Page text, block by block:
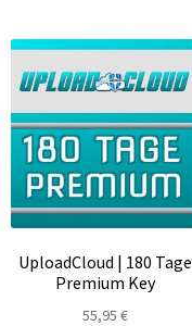
UploadCloud | 180 Tage
Premium Key
55,95 €